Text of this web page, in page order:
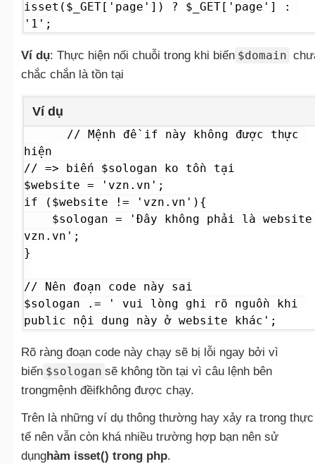
isset($_GET['page']) ? $_GET['page'] :
'1';
Ví dụ: Thực hiện nối chuỗi trong khi biến $domain
chắc chắn là tồn tại
Ví dụ
// Mệnh đề if này không được thực
hiện
// => biến $sologan ko tồn tại
$website = 'vzn.vn';
if ($website != 'vzn.vn'){
vzn.vn';
}
// Nên đoạn code này sai
$sologan .= ' vui lòng ghi rõ nguồn khi
public nội dung này ở website khác';
Rõ ràng đoạn code này chạy sẽ bị lỗi ngay bởi vì
biến $sologan sẽ không tồn tại vì câu lệnh bên
trongmệnh đềifkhông được chạy.
Trên là những ví dụ thông thường hay xảy ra trong thực
tế nên vẫn còn khá nhiều trường hợp bạn nên sử
dụnghàm isset() trong php.